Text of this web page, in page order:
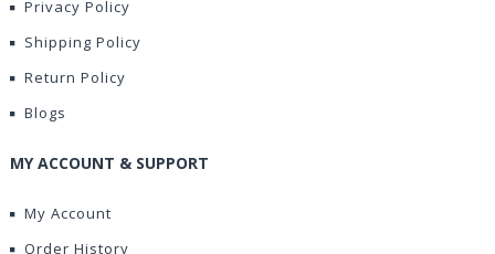
Privacy Policy
Shipping Policy
Return Policy
Blogs
MY ACCOUNT & SUPPORT
My Account
Order History